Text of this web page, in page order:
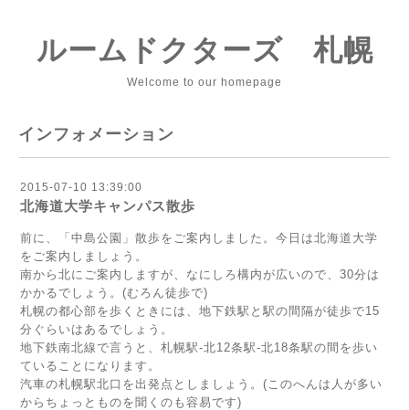
ルームドクターズ 札幌
Welcome to our homepage
インフォメーション
2015-07-10 13:39:00
北海道大学キャンパス散歩
前に、「中島公園」散歩をご案内しました。今日は北海道大学
をご案内しましょう。
南から北にご案内しますが、なにしろ構内が広いので、30分は
かかるでしょう。(むろん徒歩で)
札幌の都心部を歩くときには、地下鉄駅と駅の間隔が徒歩で15
分ぐらいはあるでしょう。
地下鉄南北線で言うと、札幌駅-北12条駅-北18条駅の間を歩い
ていることになります。
汽車の札幌駅北口を出発点としましょう。(このへんは人が多い
からちょっとものを聞くのも容易です)